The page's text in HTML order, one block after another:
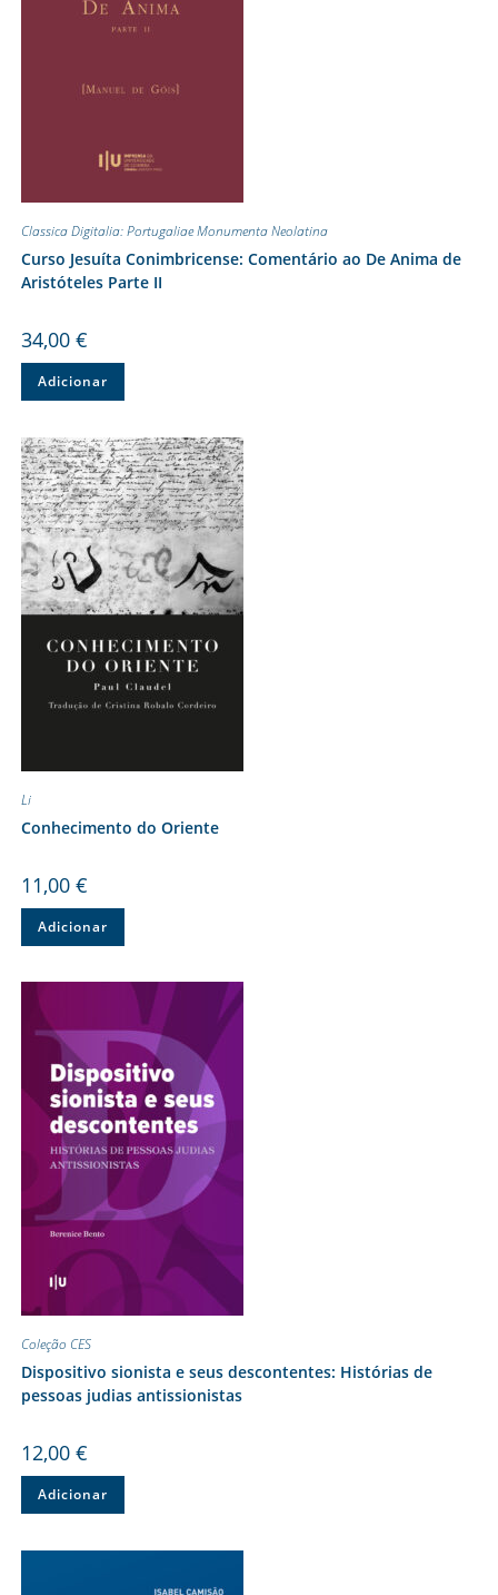
Classica Digitalia: Portugaliae Monumenta Neolatina
Curso Jesuíta Conimbricense: Comentário ao De Anima de
Aristóteles Parte II
34,00 €
Adicionar
Li
Conhecimento do Oriente
11,00 €
Adicionar
Coleção CES
Dispositivo sionista e seus descontentes: Histórias de
pessoas judias antissionistas
12,00 €
Adicionar